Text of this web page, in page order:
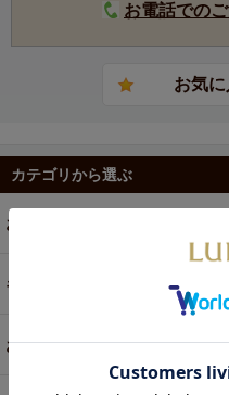
お電話での
カテゴリから選ぶ
お茶
ギフト
お菓子・食品・飲料